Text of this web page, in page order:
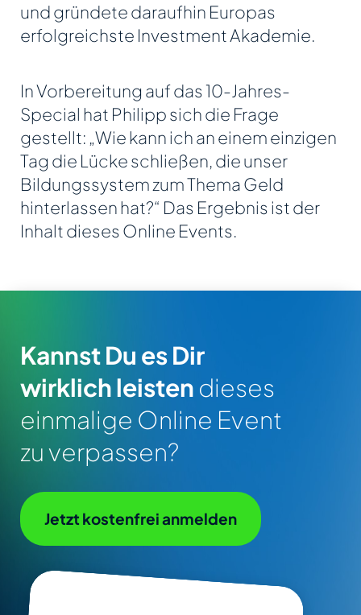
und gründete daraufhin Europas
erfolgreichste Investment Akademie.
In Vorbereitung auf das 10-Jahres-
Special hat Philipp sich die Frage
gestellt: „Wie kann ich an einem einzigen
Tag die Lücke schließen, die unser
Bildungssystem zum Thema Geld
hinterlassen hat?“ Das Ergebnis ist der
Inhalt dieses Online Events.
Kannst Du es Dir
wirklich leisten dieses
einmalige Online Event
zu verpassen?
Jetzt kostenfrei anmelden